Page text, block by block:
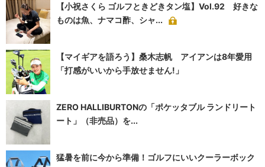
【小祝さくら ゴルフときどきタン塩】Vol.92 好きな
ものは魚、ナマコ酢、シャ...
【マイギアを語ろう】桑木志帆 アイアンは8年愛用
「打感がいいから手放せません!」
ZERO HALLIBURTONの「ポケッタブル ランドリート
ート」（非売品）を...
猛暑を前に今から準備！ゴルフにいいクーラーボック